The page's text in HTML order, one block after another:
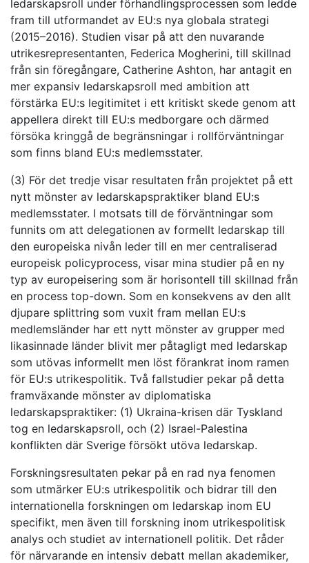
ledarskapsroll under förhandlingsprocessen som ledde
fram till utformandet av EU:s nya globala strategi
(2015–2016). Studien visar på att den nuvarande
utrikesrepresentanten, Federica Mogherini, till skillnad
från sin föregångare, Catherine Ashton, har antagit en
mer expansiv ledarskapsroll med ambition att
förstärka EU:s legitimitet i ett kritiskt skede genom att
appellera direkt till EU:s medborgare och därmed
försöka kringgå de begränsningar i rollförväntningar
som finns bland EU:s medlemsstater.
(3) För det tredje visar resultaten från projektet på ett
nytt mönster av ledarskapspraktiker bland EU:s
medlemsstater. I motsats till de förväntningar som
funnits om att delegationen av formellt ledarskap till
den europeiska nivån leder till en mer centraliserad
europeisk policyprocess, visar mina studier på en ny
typ av europeisering som är horisontell till skillnad från
en process top-down. Som en konsekvens av den allt
djupare splittring som vuxit fram mellan EU:s
medlemsländer har ett nytt mönster av grupper med
likasinnade länder blivit mer påtagligt med ledarskap
som utövas informellt men löst förankrat inom ramen
för EU:s utrikespolitik. Två fallstudier pekar på detta
framväxande mönster av diplomatiska
ledarskapspraktiker: (1) Ukraina-krisen där Tyskland
tog en ledarskapsroll, och (2) Israel-Palestina
konflikten där Sverige försökt utöva ledarskap.
Forskningsresultaten pekar på en rad nya fenomen
som utmärker EU:s utrikespolitik och bidrar till den
internationella forskningen om ledarskap inom EU
specifikt, men även till forskning inom utrikespolitisk
analys och studiet av internationell politik. Det råder
för närvarande en intensiv debatt mellan akademiker,